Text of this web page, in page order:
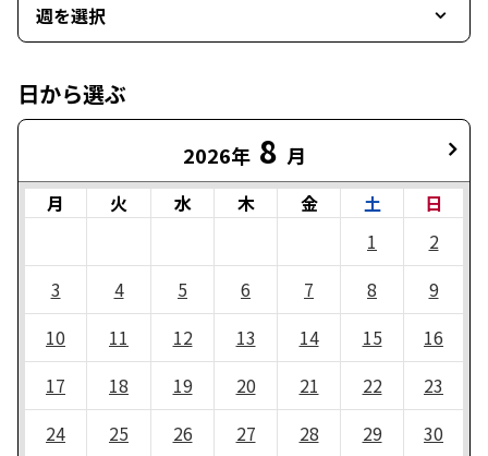
週を選択
日から選ぶ
2026年 8 月
月 火 水 木 金 土
日
1
2
3
4 5 6 7 8
9
10
11 12 13 14 15
16
17
18 19 20 21 22
23
24
25 26 27 28 29
30